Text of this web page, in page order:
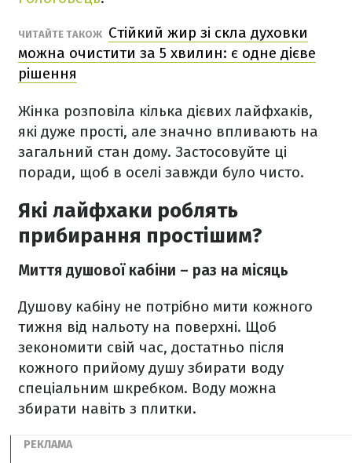
ЧИТАЙТЕ ТАКОЖ Стійкий жир зі скла духовки
можна очистити за 5 хвилин: є одне дієве
рішення
Жінка розповіла кілька дієвих лайфхаків,
які дуже прості, але значно впливають на
загальний стан дому. Застосовуйте ці
поради, щоб в оселі завжди було чисто.
Які лайфхаки роблять
прибирання простішим?
Миття душової кабіни – раз на місяць
Душову кабіну не потрібно мити кожного
тижня від нальоту на поверхні. Щоб
зекономити свій час, достатньо після
кожного прийому душу збирати воду
спеціальним шкребком. Воду можна
збирати навіть з плитки.